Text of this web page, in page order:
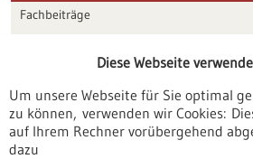
Fachbeiträge
Veranstaltungen
Erscheinungsdatum
Diese Webseite
Um unsere Webseite für Sie optimal
zu können, verwenden wir Cookies:
auf Ihrem Rechner vorübergehend
dazu